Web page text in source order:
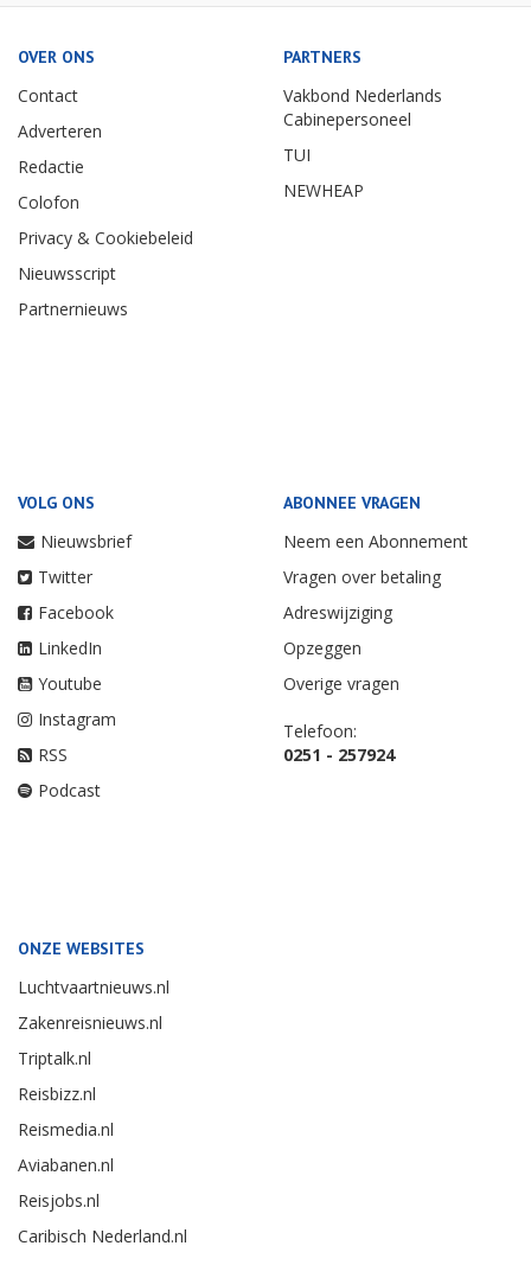
OVER ONS
Contact
Adverteren
Redactie
Colofon
Privacy & Cookiebeleid
Nieuwsscript
Partnernieuws
PARTNERS
Vakbond Nederlands
Cabinepersoneel
TUI
NEWHEAP
VOLG ONS
Nieuwsbrief
Twitter
Facebook
LinkedIn
Youtube
Instagram
RSS
Podcast
ABONNEE VRAGEN
Neem een Abonnement
Vragen over betaling
Adreswijziging
Opzeggen
Overige vragen
Telefoon:
0251 - 257924
ONZE WEBSITES
Luchtvaartnieuws.nl
Zakenreisnieuws.nl
Triptalk.nl
Reisbizz.nl
Reismedia.nl
Aviabanen.nl
Reisjobs.nl
Caribisch Nederland.nl